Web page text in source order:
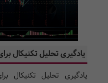
یادگیری تحلیل تکنیکال
یادگیری تحلیل تکنیکال